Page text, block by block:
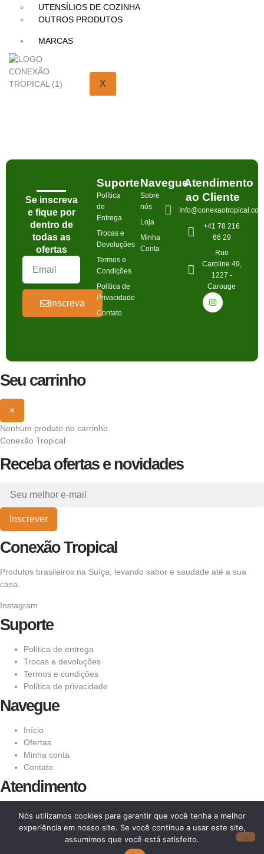
UTENSÍLIOS DE COZINHA
OUTROS PRODUTOS
MARCAS
X
Se inscreva
e fique por
dentro de
todas as
ofertas
Inscreva
Suporte
Política
de
Entrega
Trocas e
Devoluções
Termos e
Condições
Política de
Privacidade
Contato
Navegue
Sobre
nós
Loja
Minha
Conta
Atendimento
ao Cliente
Info@conexaotropical.com
+41 78 216
66 29
Rue
Caroline 49,
1227 -
Carouge
Seu carrinho
×
Nenhum produto no carrinho.
Conexão Tropical
Receba ofertas e novidades
Inscrever
Conexão Tropical
Produtos brasileiros na Suíça, levando sabor e saudade até a sua
casa.
Instagram
Suporte
Política de entrega
Trocas e devoluções
Termos e condições
Política de privacidade
Navegue
Início
Ofertas
Minha conta
Contato
Atendimento
Info@conexaotropical.com
+41 78 216 66 29
Rue Caroline 49
Nós utilizamos cookies para garantir que você tenha a melhor
experiência em nosso site. Se você continua a usar este site,
assumimos que você está satisfeito.